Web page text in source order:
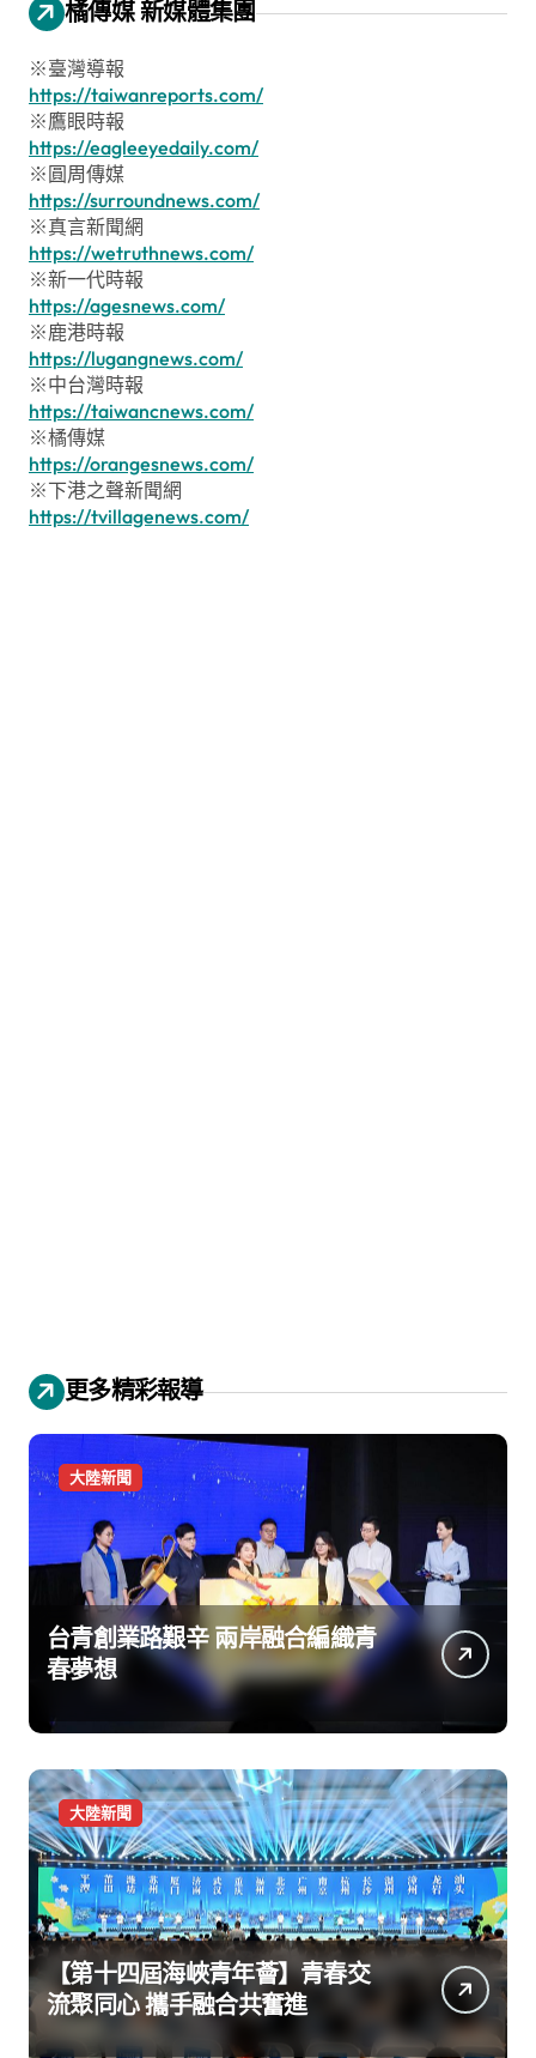
橘傳媒 新媒體集團
※臺灣導報
https://taiwanreports.com/
※鷹眼時報
https://eagleeyedaily.com/
※圓周傳媒
https://surroundnews.com/
※真言新聞網
https://wetruthnews.com/
※新一代時報
https://agesnews.com/
※鹿港時報
https://lugangnews.com/
※中台灣時報
https://taiwancnews.com/
※橘傳媒
https://orangesnews.com/
※下港之聲新聞網
https://tvillagenews.com/
更多精彩報導
大陸新聞
台青創業路艱辛 兩岸融合編織青
春夢想
大陸新聞
【第十四屆海峽青年薈】青春交
流聚同心 攜手融合共奮進